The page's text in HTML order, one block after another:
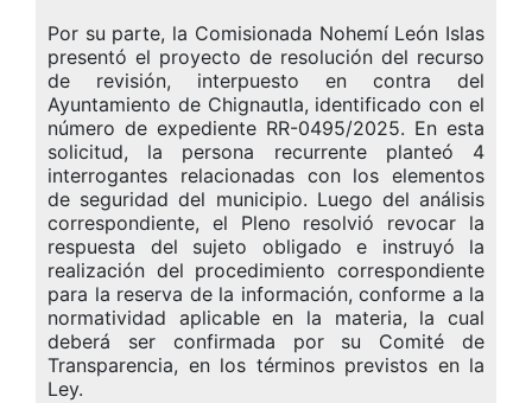
Por su parte, la Comisionada Nohemí León Islas
presentó el proyecto de resolución del recurso
de revisión, interpuesto en contra del
Ayuntamiento de Chignautla, identificado con el
número de expediente RR-0495/2025. En esta
solicitud, la persona recurrente planteó 4
interrogantes relacionadas con los elementos
de seguridad del municipio. Luego del análisis
correspondiente, el Pleno resolvió revocar la
respuesta del sujeto obligado e instruyó la
realización del procedimiento correspondiente
para la reserva de la información, conforme a la
normatividad aplicable en la materia, la cual
deberá ser confirmada por su Comité de
Transparencia, en los términos previstos en la
Ley.